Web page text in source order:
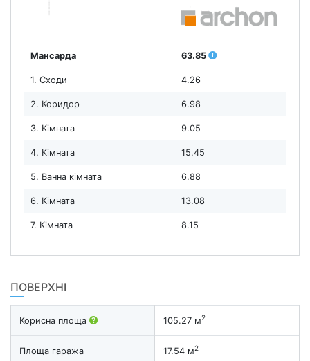
Мансарда 63.85
1. Сходи 4.26
2. Коридор 6.98
3. Кімната 9.05
4. Кімната 15.45
5. Ванна кімната 6.88
6. Кімната 13.08
7. Кімната 8.15
ПОВЕРХНІ
Корисна площа 105.27 м2
Площа гаража 17.54 м2